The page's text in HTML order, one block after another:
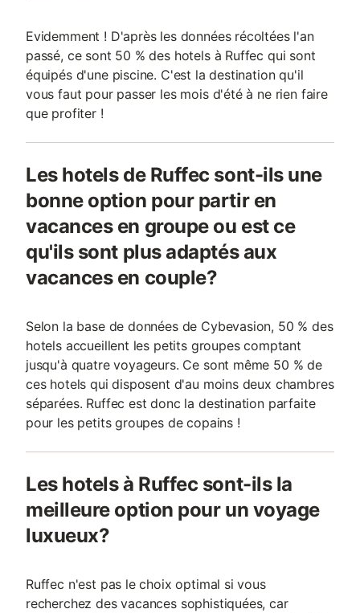
Evidemment ! D'après les données récoltées l'an
passé, ce sont 50 % des hotels à Ruffec qui sont
équipés d'une piscine. C'est la destination qu'il
vous faut pour passer les mois d'été à ne rien faire
que profiter !
Les hotels de Ruffec sont-ils une
bonne option pour partir en
vacances en groupe ou est ce
qu'ils sont plus adaptés aux
vacances en couple?
Selon la base de données de Cybevasion, 50 % des
hotels accueillent les petits groupes comptant
jusqu'à quatre voyageurs. Ce sont même 50 % de
ces hotels qui disposent d'au moins deux chambres
séparées. Ruffec est donc la destination parfaite
pour les petits groupes de copains !
Les hotels à Ruffec sont-ils la
meilleure option pour un voyage
luxueux?
Ruffec n'est pas le choix optimal si vous
recherchez des vacances sophistiquées, car